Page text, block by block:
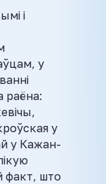
і
у
раёна:
у
у Кажан-
факт, што